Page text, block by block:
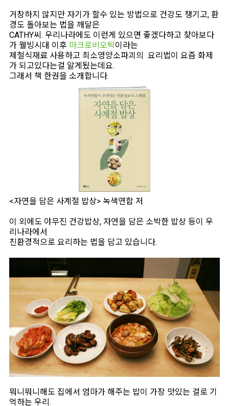
거창하지 않지만 자기가 할수 있는 방법으로 건강도 챙기고, 환
경도 돌아보는 법을 깨달은
CATHY씨. 우리나라에도 이런게 있으면 좋겠다하고 찾아보다
가 웰빙시대 이후 마크로비오틱 이라는
제철식재료 사용하고 최소영양소파괴의 요리법이 요즘 화제
가 되고있다는걸 알게됬는데요.
그래서 책 한권을 소개합니다.
<자연을 담은 사계절 밥상> 녹색연합 저
이 외에도 야무진 건강밥상, 자연을 담은 소박한 밥상 등이 우
리나라에서
친환경적으로 요리하는 법을 담고 있습니다.
뭐니뭐니해도 집에서 엄마가 해주는 밥이 가장 맛있는 걸로 기
억하는 우리.